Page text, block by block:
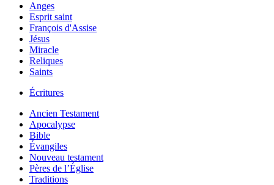
Anges
Esprit saint
François d'Assise
Jésus
Miracle
Reliques
Saints
Écritures
Ancien Testament
Apocalypse
Bible
Évangiles
Nouveau testament
Pères de l’Église
Traditions